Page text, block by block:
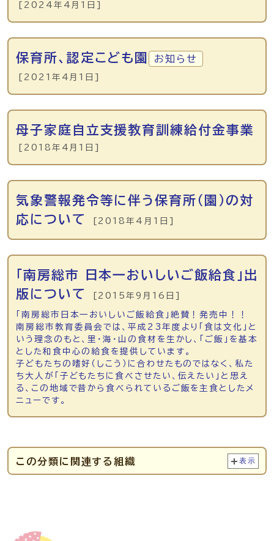
[2024年4月1日]
保育所、認定こども園 お知らせ
[2021年4月1日]
母子家庭自立支援教育訓練給付金事業
[2018年4月1日]
気象警報発令等に伴う保育所（園）の対
応について
[2018年4月1日]
「南房総市 日本一おいしいご飯給食」出
版について
[2015年9月16日]
「南房総市日本一おいしいご飯給食」絶賛！発売中！！
南房総市教育委員会では、平成23年度より「食は文化」と
いう理念のもと、里・海・山の食材を生かし、「ご飯」を基本
とした和食中心の給食を提供しています。
子どもたちの嗜好（しこう）に合わせたものではなく、私た
ち大人が「子どもたちに食べさせたい、伝えたい」と思え
る、この地域で昔から食べられているご飯を主食としたメ
ニューです。
この分類に関連する組織 表示